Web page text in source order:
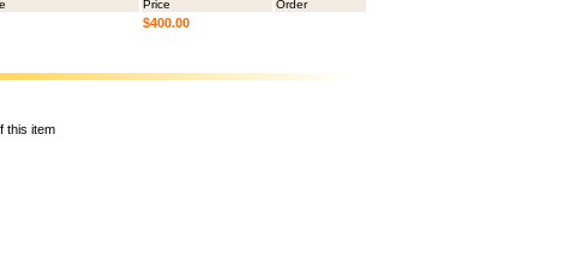
Price
Order
$400.00
this item